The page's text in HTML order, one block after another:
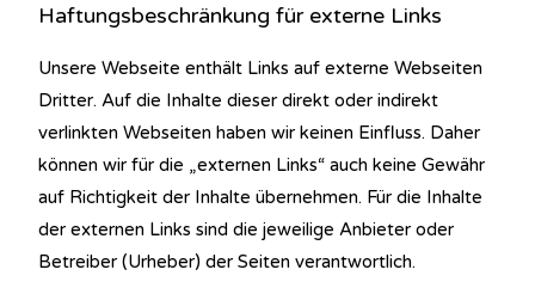
Haftungsbeschränkung für externe Links
Unsere Webseite enthält Links auf externe Webseiten
Dritter. Auf die Inhalte dieser direkt oder indirekt
verlinkten Webseiten haben wir keinen Einfluss. Daher
können wir für die „externen Links“ auch keine Gewähr
auf Richtigkeit der Inhalte übernehmen. Für die Inhalte
der externen Links sind die jeweilige Anbieter oder
Betreiber (Urheber) der Seiten verantwortlich.